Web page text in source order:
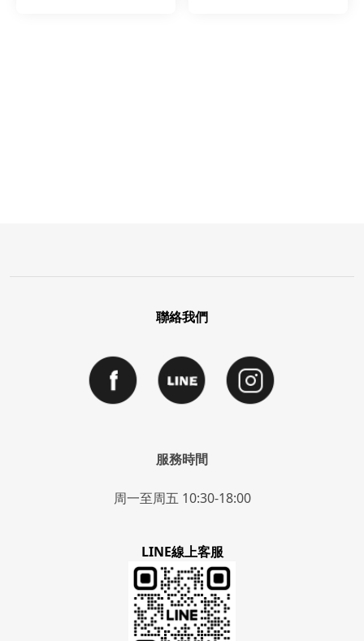
聯絡我們
服務時間
周一至周五 10:30-18:00
LINE線上客服